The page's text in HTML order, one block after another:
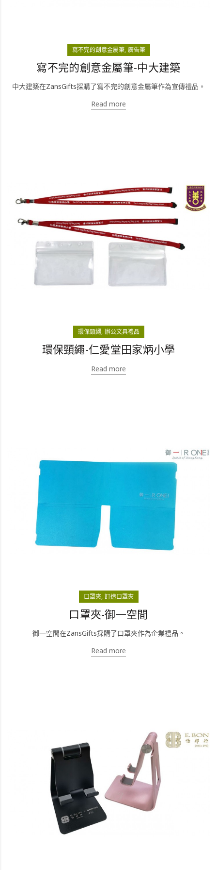
寫不完的創意金屬筆 廣告筆
寫不完的創意金屬筆-中大建築
中大建築在ZansGifts採購了寫不完的創意金屬筆作為宣傳禮品。
Read more
環保頸繩 辦公文具禮品
環保頸繩-仁愛堂田家炳小學
Read more
口罩夾 訂造口罩夾
口罩夾-御一空間
御一空間在ZansGifts採購了口罩夾作為企業禮品。
Read more